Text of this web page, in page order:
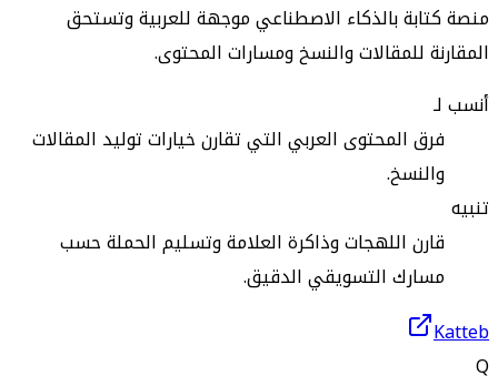
منصة كتابة بالذكاء الاصطناعي موجهة للعربية وتستحق
المقارنة للمقالات والنسخ ومسارات المحتوى.
أنسب لـ
فرق المحتوى العربي التي تقارن خيارات توليد المقالات
والنسخ.
تنبيه
قارن اللهجات وذاكرة العلامة وتسليم الحملة حسب
مسارك التسويقي الدقيق.
Katteb
Q